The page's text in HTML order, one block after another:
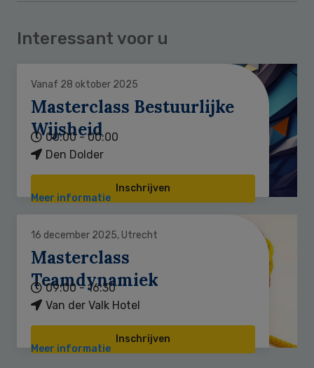
Interessant voor u
Vanaf 28 oktober 2025
Masterclass Bestuurlijke
Wijsheid
00:00 - 00:00
Den Dolder
Inschrijven
Meer informatie
16 december 2025, Utrecht
Masterclass
Teamdynamiek
09:00 - 16:30
Van der Valk Hotel
Inschrijven
Meer informatie